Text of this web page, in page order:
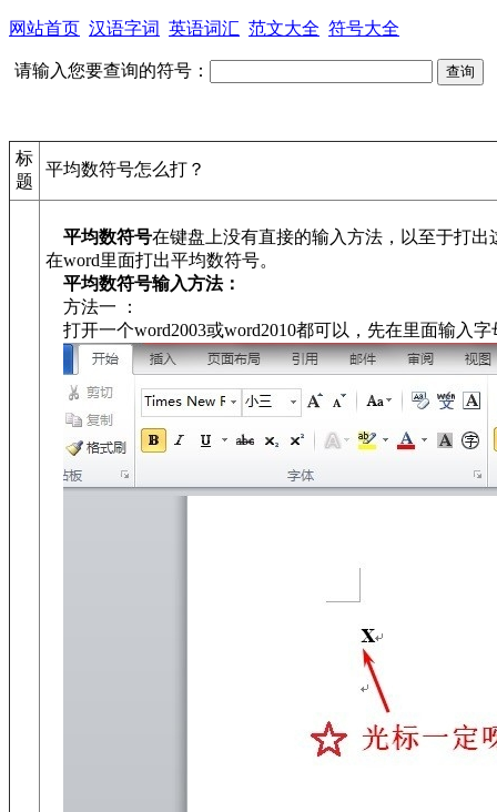
网站首页 汉语字词 英语词汇 范文大全 符号大全
请输入您要查询的符号：
标
题
平均数符号怎么打？
平均数符号在键盘上没有直接的输入方法，以至于打
在word里面打出平均数符号。
平均数符号输入方法：
方法一 ：
打开一个word2003或word2010都可以，先在里面输入